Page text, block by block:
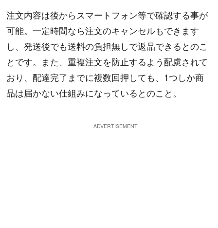
注文内容は後からスマートフォン等で確認する事が
可能。一定時間なら注文のキャンセルもできます
し、発送後でも送料の負担無しで返品できるとのこ
とです。また、重複注文を防止するよう配慮されて
おり、配達完了までに複数回押しても、1つしか商
品は届かない仕組みになっているとのこと。